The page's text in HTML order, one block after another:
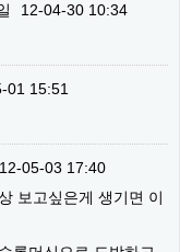
12-04-30 10:34
01 15:51
12-05-03 17:40
보고싶은게 생기면 이